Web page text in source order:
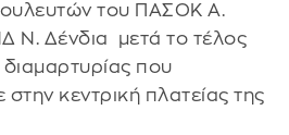
του ΠΑΣΟΚ Α.
Ν. Δένδια μετά το τέλος
που
κεντρική πλατείας της